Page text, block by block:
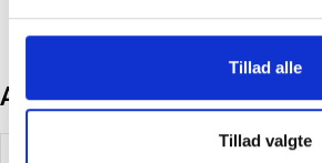
Tillad alle
Tillad valgte
Andre kunder købte også